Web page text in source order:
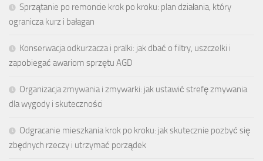
Sprzątanie po remoncie krok po kroku: plan działania, który
ogranicza kurz i bałagan
Konserwacja odkurzacza i pralki: jak dbać o filtry, uszczelki i
zapobiegać awariom sprzętu AGD
Organizacja zmywania i zmywarki: jak ustawić strefę zmywania
dla wygody i skuteczności
Odgracanie mieszkania krok po kroku: jak skutecznie pozbyć się
zbędnych rzeczy i utrzymać porządek